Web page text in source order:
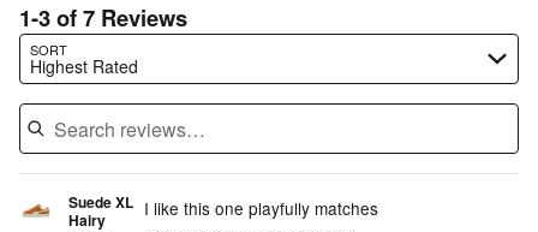
1-3 of 7 Reviews
SORT
Highest Rated
Search reviews…
Suede XL
Hairy
I like this one playfully matches